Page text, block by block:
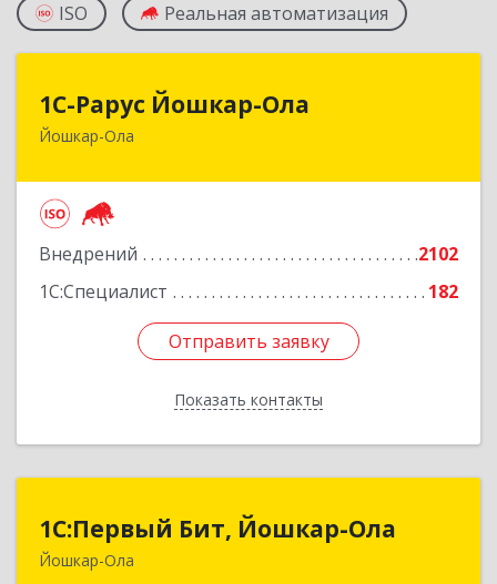
ISO Реальная автоматизация
1С-Рарус Йошкар-Ола
Йошкар-Ола
Внедрений
2102
1С:Специалист
182
Отправить заявку
Показать контакты
424004, Марий Эл Респ, Йошкар-Ола г, Волкова
Отправить заявку
Назад
1С:Первый Бит, Йошкар-Ола
Йошкар-Ола
1С:Первый Бит, Йошкар-Ола
424000, Марий Эл Респ, Йошкар-Ола г,